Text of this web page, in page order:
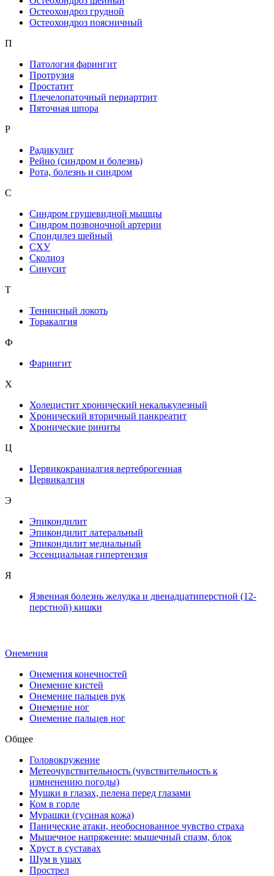
Остеохондроз грудной
Остеохондроз поясничный
П
Патология фарингит
Протрузия
Простатит
Плечелопаточный периартрит
Пяточная шпора
Р
Радикулит
Рейно (синдром и болезнь)
Рота, болезнь и синдром
С
Синдром грушевидной мышцы
Синдром позвоночной артерии
Спондилез шейный
СХУ
Сколиоз
Синусит
Т
Теннисный локоть
Торакалгия
Ф
Фарингит
X
Холецистит хронический некалькулезный
Хронический вторичный панкреатит
Хронические риниты
Ц
Цервикокраниалгия вертеброгенная
Цервикалгия
Э
Эпикондилит
Эпикондилит латеральный
Эпикондилит медиальный
Эссенциальная гипертензия
Я
Язвенная болезнь желудка и двенадцатиперстной (12-
перстной) кишки
Онемения
Онемения конечностей
Онемение кистей
Онемение пальцев рук
Онемение ног
Онемение пальцев ног
Общее
Головокружение
Метеочувствительность (чувствительность к
измненению погоды)
Мушки в глазах, пелена перед глазами
Ком в горле
Мурашки (гусиная кожа)
Панические атаки, необоснованное чувство страха
Мышечное напряжение: мышечный спазм, блок
Хруст в суставах
Шум в ушах
Прострел